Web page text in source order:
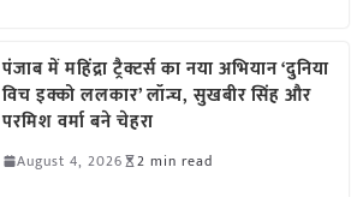
पंजाब में महिंद्रा ट्रैक्टर्स का नया अभियान ‘दुनिया
विच इक्को ललकार’ लॉन्च, सुखबीर सिंह और
परमिश वर्मा बने चेहरा
August 4, 2026 2 min read